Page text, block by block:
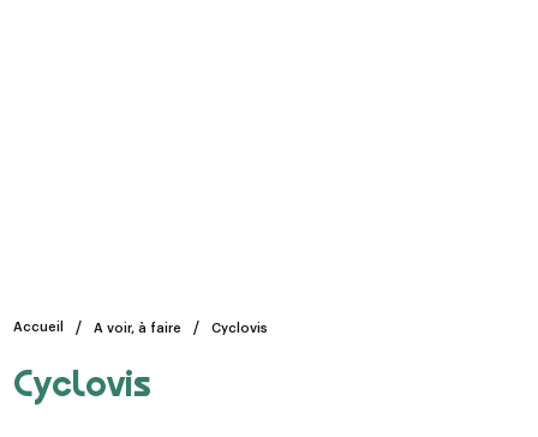
Accueil A voir, à faire Cyclovis
Cyclovis